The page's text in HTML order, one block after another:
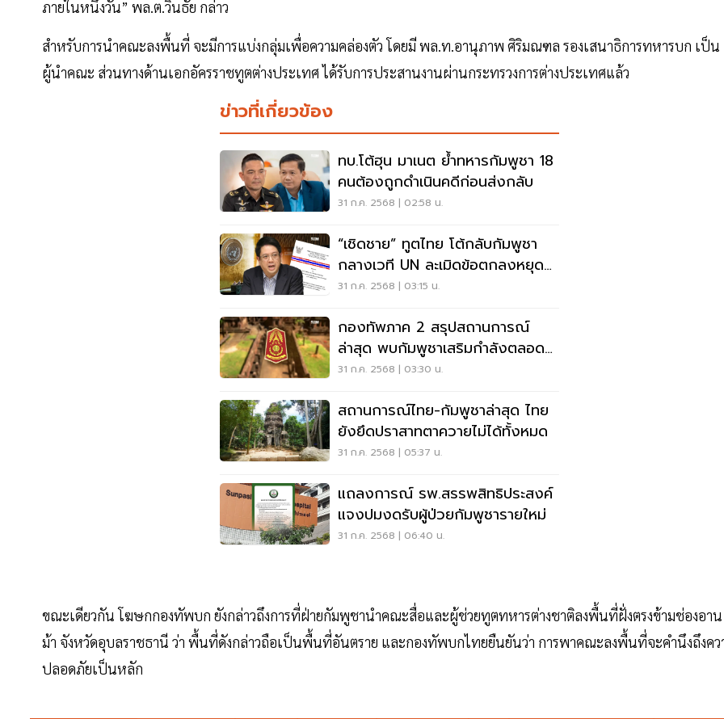
ภายในหนึ่งวัน” พล.ต.วินธัย กล่าว
สำหรับการนำคณะลงพื้นที่ จะมีการแบ่งกลุ่มเพื่อความคล่องตัว โดยมี พล.ท.อานุภาพ ศิริมณฑล รองเสนาธิการทหารบก เป็น
ผู้นำคณะ ส่วนทางด้านเอกอัครราชทูตต่างประเทศ ได้รับการประสานงานผ่านกระทรวงการต่างประเทศแล้ว
ข่าวที่เกี่ยวข้อง
ทบ.โต้ฮุน มาเนต ย้ำทหารกัมพูชา 18
คนต้องถูกดำเนินคดีก่อนส่งกลับ
31 ก.ค. 2568 | 02:58 น.
“เชิดชาย” ทูตไทย โต้กลับกัมพูชา
กลางเวที UN ละเมิดข้อตกลงหยุด
ยิง
31 ก.ค. 2568 | 03:15 น.
กองทัพภาค 2 สรุปสถานการณ์
ล่าสุด พบกัมพูชาเสริมกำลังตลอด
แนวชายแดน
31 ก.ค. 2568 | 03:30 น.
สถานการณ์ไทย-กัมพูชาล่าสุด ไทย
ยังยึดปราสาทตาควายไม่ได้ทั้งหมด
31 ก.ค. 2568 | 05:37 น.
แถลงการณ์ รพ.สรรพสิทธิประสงค์
แจงปมงดรับผู้ป่วยกัมพูชารายใหม่
31 ก.ค. 2568 | 06:40 น.
ขณะเดียวกัน โฆษกกองทัพบก ยังกล่าวถึงการที่ฝ่ายกัมพูชานำคณะสื่อและผู้ช่วยทูตทหารต่างชาติลงพื้นที่ฝั่งตรงข้ามช่องอาน
ม้า จังหวัดอุบลราชธานี ว่า พื้นที่ดังกล่าวถือเป็นพื้นที่อันตราย และกองทัพบกไทยยืนยันว่า การพาคณะลงพื้นที่จะคำนึงถึงคว
ปลอดภัยเป็นหลัก